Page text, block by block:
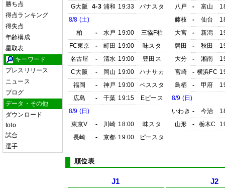
勝ち点
得点ランキング
得失点
年齢構成
星取表
キーワード
プレスリリース
ニュース
ブログ
データ・その他
ダウンロード
toto
試合
選手
G大阪
4-3 浦和 19:33
パナスタ
8/8 (土)
柏
- 水戸 19:00
三協F柏
FC東京
- 町田 19:00
味スタ
名古屋
- 清水 19:00
豊田ス
C大阪
- 岡山 19:00
ハナサカ
福岡
- 神戸 19:00
ベススタ
広島
- 千葉 19:15
Eピース
8/9 (日)
東京V
- 川崎 18:00
味スタ
長崎
- 京都 19:00 ピースタ
八戸
- 富山
藤枝
- 仙台
大宮
- 新潟
磐田
- 秋田
大分
- 湘南
宮崎
- 横浜FC
鳥栖
- 甲府
8/9 (日)
いわき - 今治
山形
- 栃木C
順位表
J1 J2